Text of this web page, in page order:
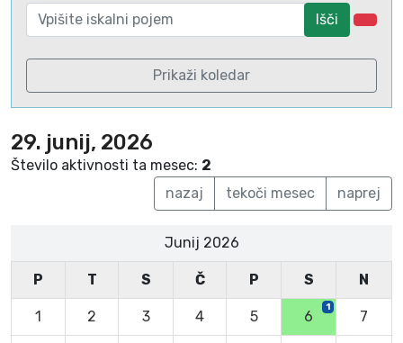
Išči
Prikaži koledar
29. junij, 2026
Število aktivnosti ta mesec: 2
nazaj
tekoči mesec naprej
Junij 2026
P T S Č P S N
1 2 3 4 5 6
1
7